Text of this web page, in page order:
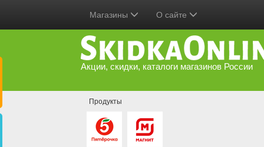
Магазины О сайте
Акции, скидки, каталоги магазинов России
Продукты